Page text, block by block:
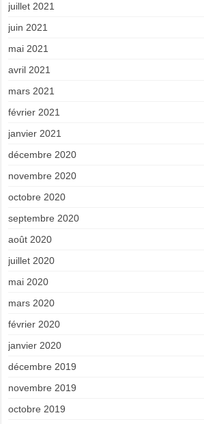
juillet 2021
juin 2021
mai 2021
avril 2021
mars 2021
février 2021
janvier 2021
décembre 2020
novembre 2020
octobre 2020
septembre 2020
août 2020
juillet 2020
mai 2020
mars 2020
février 2020
janvier 2020
décembre 2019
novembre 2019
octobre 2019